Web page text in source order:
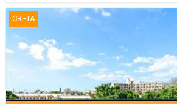
CRETA